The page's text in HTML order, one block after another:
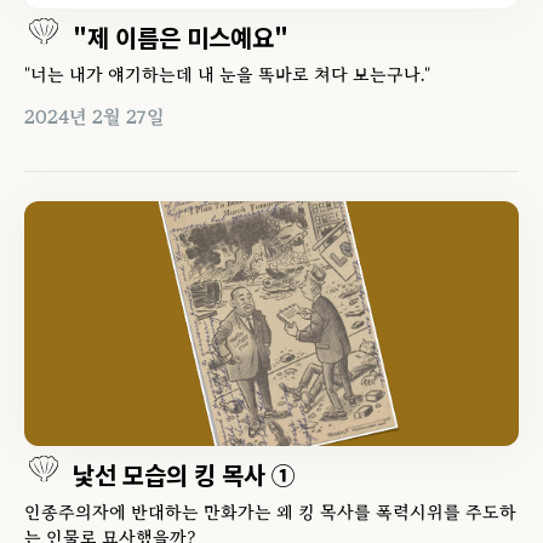
"제 이름은 미스예요"
"너는 내가 얘기하는데 내 눈을 똑바로 쳐다 보는구나."
2024년 2월 27일
낯선 모습의 킹 목사 ①
인종주의자에 반대하는 만화가는 왜 킹 목사를 폭력시위를 주도하
는 인물로 묘사했을까?